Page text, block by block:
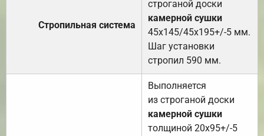
Стропильная система
строганой доски
камерной сушки
45х145/45х195+/-5 мм.
Шаг установки
стропил 590 мм.
Выполняется
из строганой доски
камерной сушки
толщиной 20х95+/-5